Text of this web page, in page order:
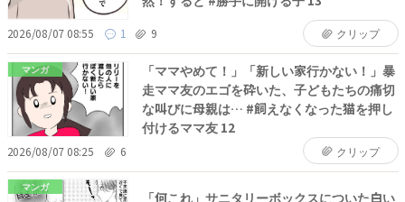
2026/08/07 08:55 1 9 クリップ
マンガ
「ママやめて！」「新しい家行かない！」暴
走ママ友のエゴを砕いた、子どもたちの痛切
な叫びに母親は… #飼えなくなった猫を押し
付けるママ友 12
2026/08/07 08:25 6 クリップ
マンガ
「何これ」サニタリーボックスについた白い